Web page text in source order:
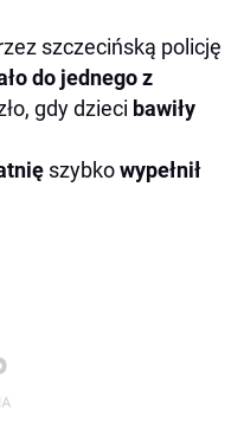
szczecińską policję
do jednego z
gdy dzieci bawiły
szybkowypełnił